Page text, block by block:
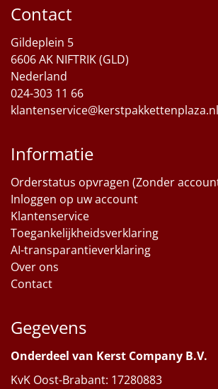
Contact
Gildeplein 5
6606 AK NIFTRIK (GLD)
Nederland
024-303 11 66
klantenservice@kerstpakkettenplaza.nl
Informatie
Orderstatus opvragen (Zonder
Inloggen op uw account
Klantenservice
Toegankelijkheidsverklaring
AI-transparantieverklaring
Over ons
Contact
Gegevens
Onderdeel van Kerst Company B.V.
KvK Oost-Brabant: 17280883